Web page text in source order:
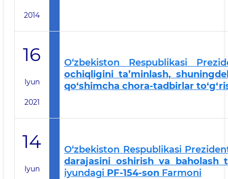
2014
16
Iyun
2021
O‘zbekiston Respublikasi
ochiqligini ta’minlash,
qo‘shimcha chora-tadbirlar
14
Iyun
O‘zbekiston Respublikasi
darajasini oshirish va baholash
iyundagi PF-154-son Farmoni